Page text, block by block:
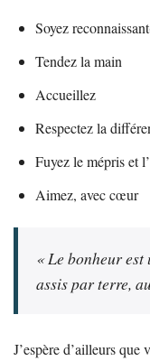
Soyez
Tendez la main
Accueillez
Respectez la
Fuyez le mépris et
Aimez, avec cœur
« Le bonheur est
assis par terre,
J’espère d’ailleurs